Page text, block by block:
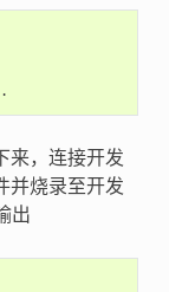
来，连接开发
并烧录至开发
出